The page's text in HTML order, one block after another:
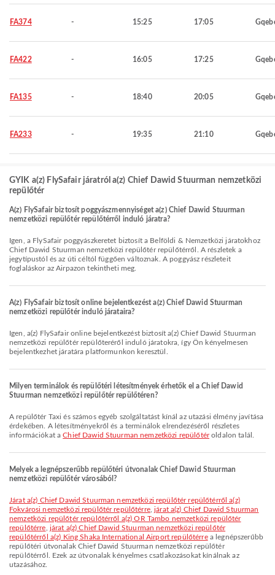
FA374 - 15:25 17:05
FA422 - 16:05 17:25
FA135 - 18:40 20:05
FA233 - 19:35 21:10
GYIK a(z) FlySafair járatról a(z) Chief Dawid Stuurman nemzetközi
repülőtér
A(z) FlySafair biztosít poggyászmennyiséget a(z) Chief Dawid Stuurman
nemzetközi repülőtér repülőtérről induló járatra?
Igen, a FlySafair poggyászkeretet biztosít a Belföldi & Nemzetközi járatokhoz
Chief Dawid Stuurman nemzetközi repülőtér repülőtérről. A részletek a
jegytípustól és az úti céltól függően változnak. A poggyász részleteit
foglaláskor az Airpazon tekintheti meg.
A(z) FlySafair biztosít online bejelentkezést a(z) Chief Dawid Stuurman
nemzetközi repülőtér induló járataira?
Igen, a(z) FlySafair online bejelentkezést biztosít a(z) Chief Dawid Stuurman
nemzetközi repülőtér repülőteréről induló járatokra, így Ön kényelmesen
bejelentkezhet járatára platformunkon keresztül.
Milyen terminálok és repülőtéri létesítmények érhetők el a Chief Dawid
Stuurman nemzetközi repülőtér repülőtéren?
A repülőtér Taxi és számos egyéb szolgáltatást kínál az utazási élmény javítása
érdekében. A létesítményekről és a terminálok elrendezéséről részletes
információkat aChief Dawid Stuurman nemzetközi repülőtéroldalon talál.
Melyek a legnépszerűbb repülőtéri útvonalak Chief Dawid Stuurman
nemzetközi repülőtér városából?
járat a(z) Chief Dawid Stuurman nemzetközi repülőtér repülőtérről a(z)
Fokvárosi nemzetközi repülőtér repülőtérre,járat a(z) Chief Dawid Stuurman
nemzetközi repülőtér repülőtérről a(z) OR Tambo nemzetközi repülőtér
repülőtérre járat a(z) Chief Dawid Stuurman nemzetközi repülőtér
repülőtérről a(z) King Shaka International Airport repülőtérrea legnépszerűbb
repülőtéri útvonalak Chief Dawid Stuurman nemzetközi repülőtér
repülőtérről. Ezek az útvonalak kényelmes csatlakozásokat kínálnak az
utazásához.